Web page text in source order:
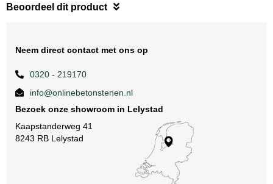
Beoordeel dit product
Neem direct contact met ons op
0320 - 219170
info@onlinebetonstenen.nl
Bezoek onze showroom in Lelystad
Kaapstanderweg 41
8243 RB Lelystad